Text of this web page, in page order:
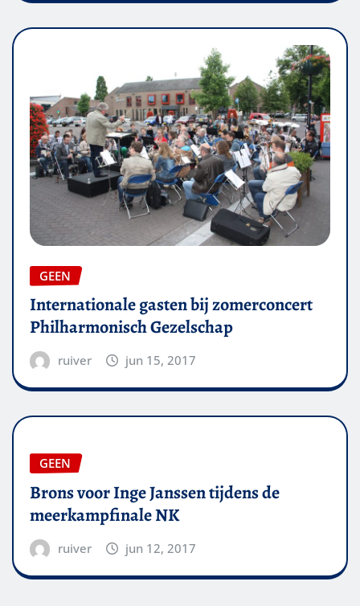
GEEN
Internationale gasten bij zomerconcert
Philharmonisch Gezelschap
ruiver jun 15, 2017
GEEN
Brons voor Inge Janssen tijdens de
meerkampfinale NK
ruiver jun 12, 2017